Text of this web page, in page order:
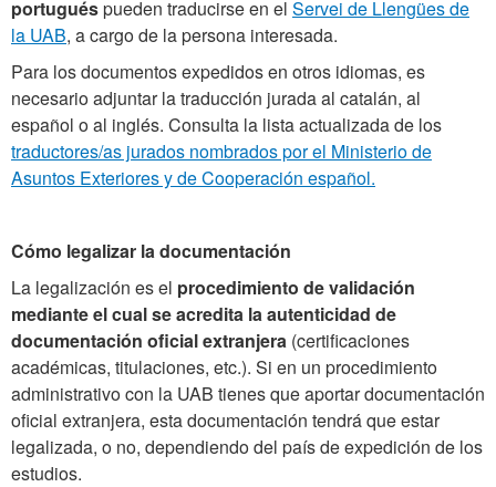
portuguéspueden traducirse en el Servei de Llengües de
la UAB, a cargo de la persona interesada.
Para los documentos expedidos en otros idiomas, es
necesario adjuntar la traducción jurada al catalán, al
español o al inglés. Consulta la lista actualizada de los
traductores/as jurados nombrados por el Ministerio de
Asuntos Exteriores y de Cooperación español.
Cómo legalizar la documentación
La legalización es el procedimiento de validación
mediante el cual se acredita la autenticidad de
documentación oficial extranjera (certificaciones
académicas, titulaciones, etc.). Si en un procedimiento
administrativo con la UAB tienes que aportar documentación
oficial extranjera, esta documentación tendrá que estar
legalizada, o no, dependiendo del país de expedición de los
estudios.